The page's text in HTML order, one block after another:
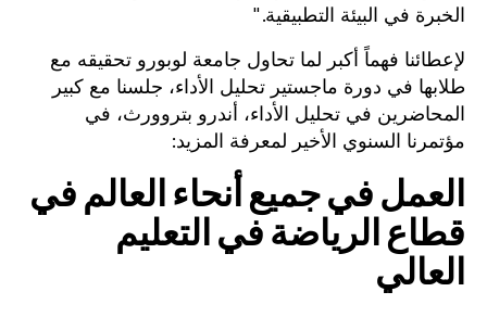
الخبرة في البيئة التطبيقية."
لإعطائنا فهماً أكبر لما تحاول جامعة لوبورو تحقيقه مع
طلابها في دورة ماجستير تحليل الأداء، جلسنا مع كبير
المحاضرين في تحليل الأداء، أندرو بتروورث، في
مؤتمرنا السنوي الأخير لمعرفة المزيد:
العمل في جميع أنحاء العالم في
قطاع الرياضة في التعليم
العالي